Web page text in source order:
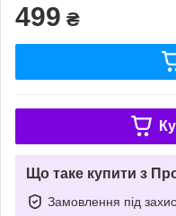
499 ₴
Що таке купити з
Замовлення під